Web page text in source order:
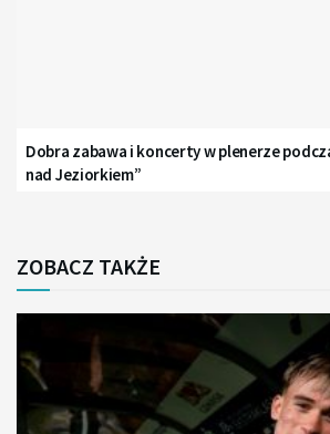
Dobra zabawa i koncerty w plenerze
nad Jeziorkiem”
ZOBACZ TAKŻE